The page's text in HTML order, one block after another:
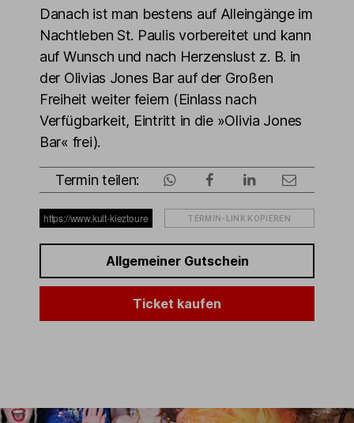
Danach ist man bestens auf Alleingänge im
Nachtleben St. Paulis vorbereitet und kann
auf Wunsch und nach Herzenslust z. B. in
der Olivias Jones Bar auf der Großen
Freiheit weiter feiern (Einlass nach
Verfügbarkeit, Eintritt in die »Olivia Jones
Bar« frei).
Termin teilen:
TERMIN-LINK KOPIEREN
Allgemeiner Gutschein
Ticket kaufen